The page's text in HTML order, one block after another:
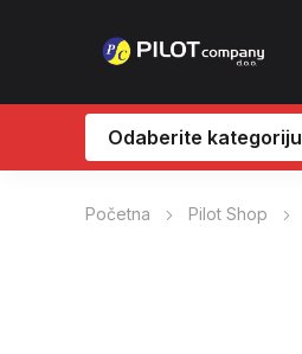
Odaberite kategoriju
Početna Pilot Shop